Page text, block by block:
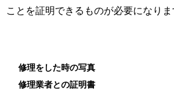
ことを証明できるものが必要になりま
修理をした時の写真
修理業者との証明書